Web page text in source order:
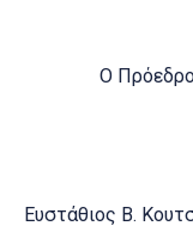
Ο
Ευστάθιος